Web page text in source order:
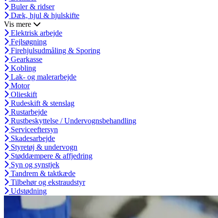
Buler & ridser
Dæk, hjul & hjulskifte
Vis mere
Elektrisk arbejde
Fejlsøgning
Firehjulsudmåling & Sporing
Gearkasse
Kobling
Lak- og malerarbejde
Motor
Olieskift
Rudeskift & stenslag
Rustarbejde
Rustbeskyttelse / Undervognsbehandling
Serviceeftersyn
Skadesarbejde
Styretøj & undervogn
Støddæmpere & affjedring
Syn og synstjek
Tandrem & taktkæde
Tilbehør og ekstraudstyr
Udstødning